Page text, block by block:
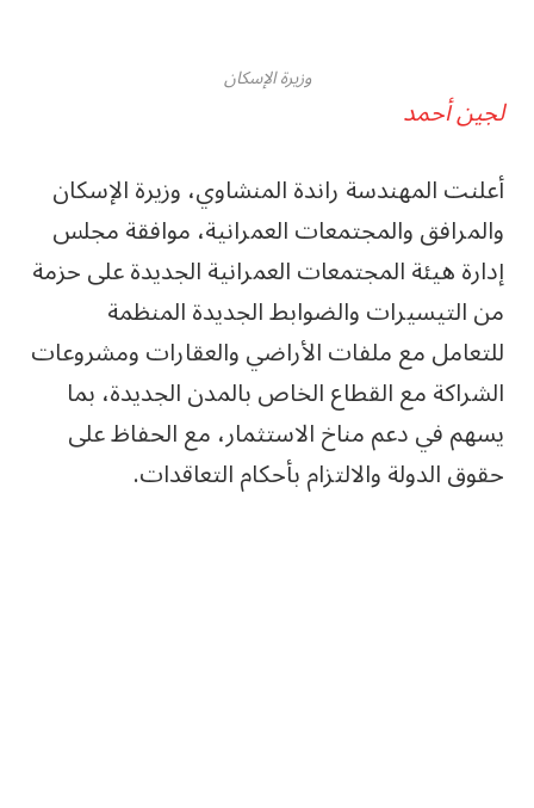
وزيرة الإسكان
لجين أحمد
أعلنت المهندسة راندة المنشاوي، وزيرة الإسكان
والمرافق والمجتمعات العمرانية، موافقة مجلس
إدارة هيئة المجتمعات العمرانية الجديدة على حزمة
من التيسيرات والضوابط الجديدة المنظمة
للتعامل مع ملفات الأراضي والعقارات ومشروعات
الشراكة مع القطاع الخاص بالمدن الجديدة، بما
يسهم في دعم مناخ الاستثمار، مع الحفاظ على
حقوق الدولة والالتزام بأحكام التعاقدات.